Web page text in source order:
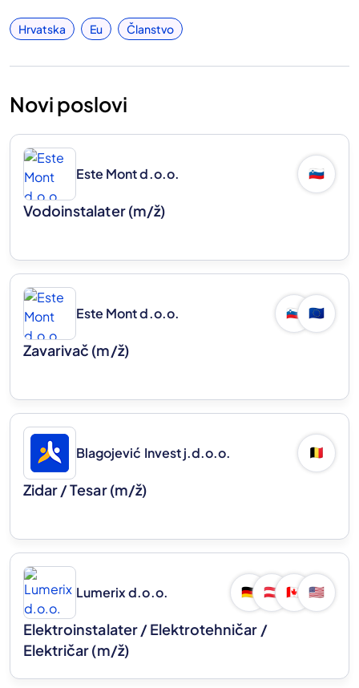
Hrvatska Eu Članstvo
Novi poslovi
Este Mont d.o.o. 🇸🇮
Vodoinstalater(m/ž)
Este Mont d.o.o. 🇸🇮 🇪🇺
Zavarivač (m/ž)
Blagojević Invest j.d.o.o. 🇧🇪
Zidar / Tesar(m/ž)
Lumerix d.o.o. 🇩🇪 🇦🇹 🇨🇦 🇺🇸
Elektroinstalater / Elektrotehničar /
Električar(m/ž)